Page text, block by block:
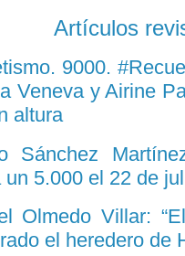
Artículos
9000.
Veneva y Airine
altura
Sánchez
5.000 el 22 de
Olmedo Villar:
el heredero de